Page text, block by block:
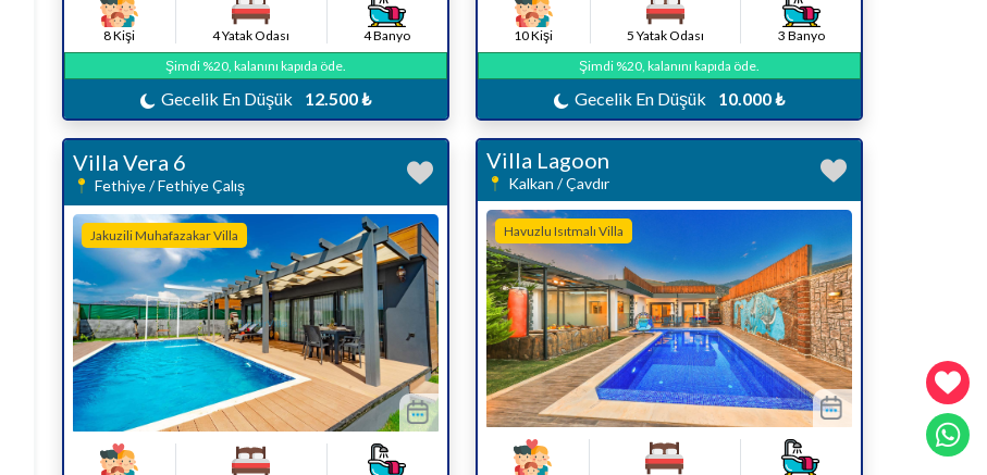
8 Kişi 4 Yatak Odası
4 Banyo
Şimdi %20, kalanını kapıda öde.
Gecelik En Düşük 12.500 ₺
10 Kişi 5 Yatak Odası
3 Banyo
Şimdi %20, kalanını kapıda öde.
Gecelik En Düşük 10.000 ₺
Villa Vera 6
Fethiye / Fethiye Çalış
Jakuzili Muhafazakar Villa
Villa Lagoon
Kalkan / Çavdır
Havuzlu Isıtmalı Villa